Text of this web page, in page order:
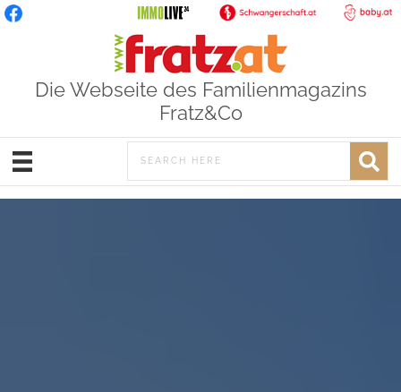
Die Webseite des Familienmagazins
Fratz&Co